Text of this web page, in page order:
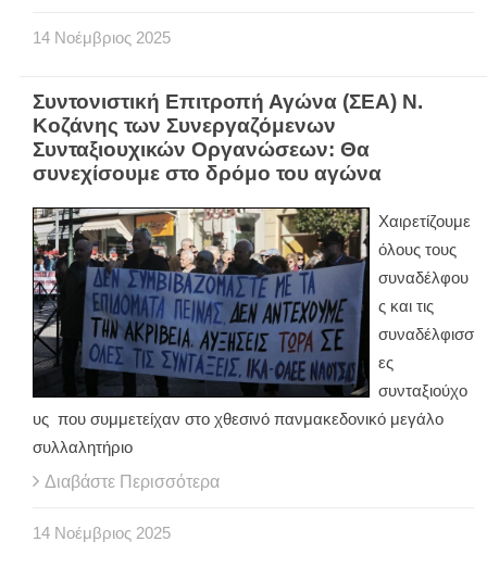
14 Νοέμβριος 2025
Συντονιστική Επιτροπή Αγώνα (ΣΕΑ) Ν.
Κοζάνης των Συνεργαζόμενων
Συνταξιουχικών Οργανώσεων: Θα
συνεχίσουμε στο δρόμο του αγώνα
Χαιρετίζουμε
όλους τους
συναδέλφου
ς και τις
συναδέλφισσ
ες
συνταξιούχο
υς που συμμετείχαν στο χθεσινό πανμακεδονικό μεγάλο
συλλαλητήριο
Διαβάστε Περισσότερα
14 Νοέμβριος 2025